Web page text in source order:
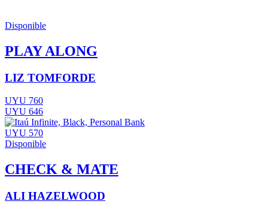
Disponible
PLAY ALONG
LIZ TOMFORDE
UYU 760
UYU 646
UYU 570
Disponible
CHECK & MATE
ALI HAZELWOOD